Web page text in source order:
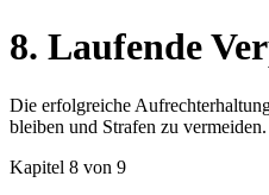
8. Laufende
Die erfolgreiche
bleiben und Strafen zu vermeiden.
Kapitel 8 von 9